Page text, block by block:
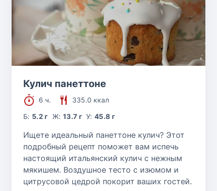
Кулич панеттоне
6 ч.
335.0 ккал
Б: 5.2 г Ж: 13.7 г У:45.8 г
Ищете идеальный панеттоне кулич? Этот
подробный рецепт поможет вам испечь
настоящий итальянский кулич с нежным
мякишем. Воздушное тесто с изюмом и
цитрусовой цедрой покорит ваших гостей.